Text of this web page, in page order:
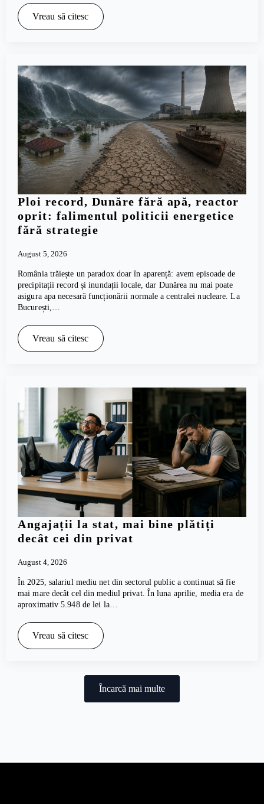
Vreau să citesc
Ploi record, Dunăre fără apă, reactor
oprit: falimentul politicii energetice
fără strategie
August 5, 2026
România trăiește un paradox doar în aparență: avem episoade de
precipitații record și inundații locale, dar Dunărea nu mai poate
asigura apa necesară funcționării normale a centralei nucleare. La
București,…
Vreau să citesc
Angajații la stat, mai bine plătiți
decât cei din privat
August 4, 2026
În 2025, salariul mediu net din sectorul public a continuat să fie
mai mare decât cel din mediul privat. În luna aprilie, media era de
aproximativ 5.948 de lei la…
Vreau să citesc
Încarcă mai multe